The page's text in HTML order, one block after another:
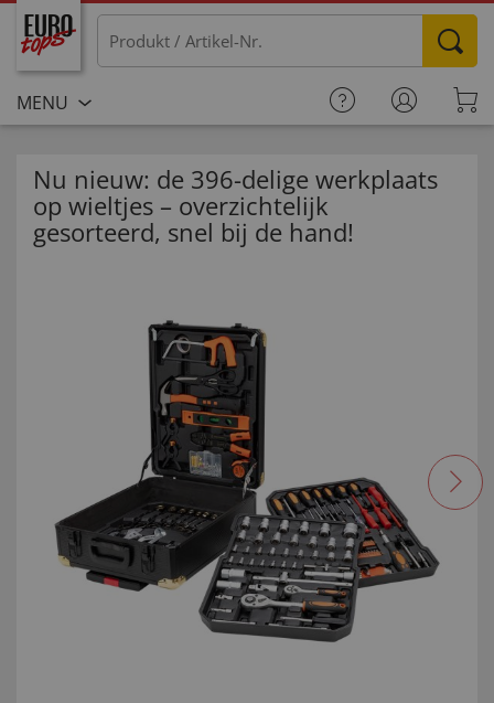
MENU
Nu nieuw: de 396-delige werkplaats
op wieltjes – overzichtelijk
gesorteerd, snel bij de hand!